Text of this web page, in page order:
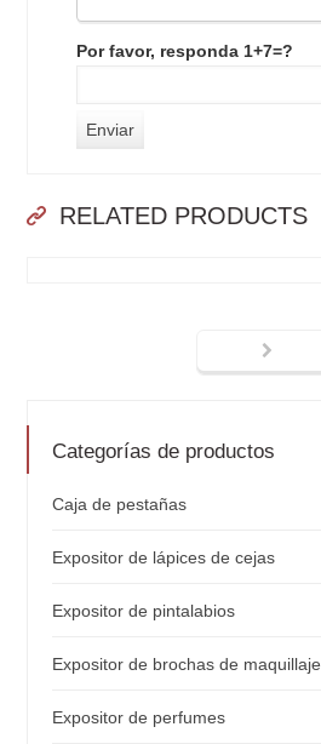
Por favor, responda 1+7=?
RELATED PRODUCTS
Categorías de productos
Caja de pestañas
Expositor de lápices de cejas
Expositor de pintalabios
Expositor de brochas de maquillaje
Expositor de perfumes